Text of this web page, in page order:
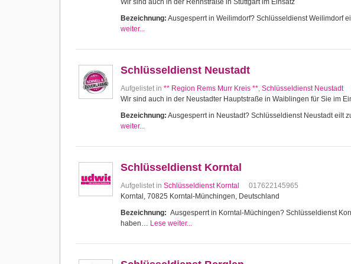
Wir sind auch in der Rennstraße in Stuttgart im Einsatz
Bezeichnung: Ausgesperrt in Weilimdorf? Schlüsseldienst Weilimdorf
weiter...
Schlüsseldienst Neustadt
Aufgelistet in ** Region Rems Murr Kreis **, Schlüsseldienst Neustadt
Wir sind auch in der Neustadter Hauptstraße in Waiblingen für Sie im
Bezeichnung: Ausgesperrt in Neustadt? Schlüsseldienst Neustadt eilt
weiter...
Schlüsseldienst Korntal
Aufgelistet in Schlüsseldienst Korntal
017622145965
Korntal, 70825 Korntal-Münchingen, Deutschland
Bezeichnung: Ausgesperrt in Korntal-Müchingen? Schlüsseldienst
haben… Lese weiter...